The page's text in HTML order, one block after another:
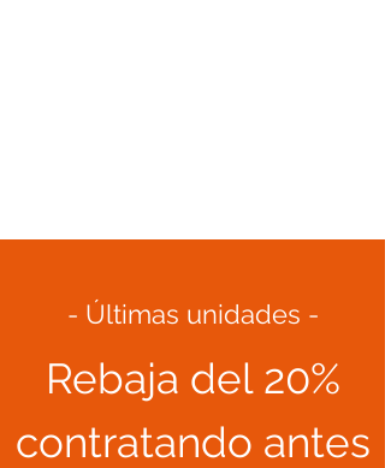
- Últimas unidades -
Rebaja del 20%
contratando antes